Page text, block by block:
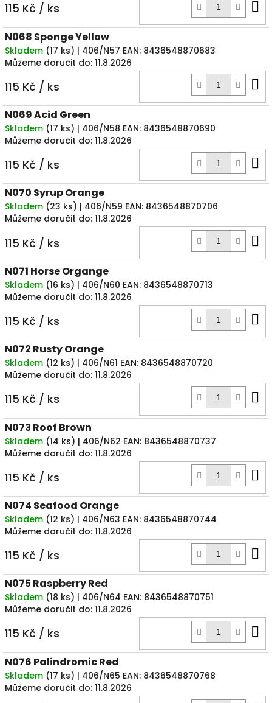
115 Kč / ks
N068 Sponge Yellow
Skladem (17 ks) | 406/N57 EAN: 8436548870683
Můžeme doručit do: 11.8.2026
115 Kč / ks
N069 Acid Green
Skladem (17 ks) | 406/N58 EAN: 8436548870690
Můžeme doručit do: 11.8.2026
115 Kč / ks
N070 Syrup Orange
Skladem (23 ks) | 406/N59 EAN: 8436548870706
Můžeme doručit do: 11.8.2026
115 Kč / ks
N071 Horse Organge
Skladem (16 ks) | 406/N60 EAN: 8436548870713
Můžeme doručit do: 11.8.2026
115 Kč / ks
N072 Rusty Orange
Skladem (12 ks) | 406/N61 EAN: 8436548870720
Můžeme doručit do: 11.8.2026
115 Kč / ks
N073 Roof Brown
Skladem (14 ks) | 406/N62 EAN: 8436548870737
Můžeme doručit do: 11.8.2026
115 Kč / ks
N074 Seafood Orange
Skladem (12 ks) | 406/N63 EAN: 8436548870744
Můžeme doručit do: 11.8.2026
115 Kč / ks
N075 Raspberry Red
Skladem (18 ks) | 406/N64 EAN: 8436548870751
Můžeme doručit do: 11.8.2026
115 Kč / ks
N076 Palindromic Red
Skladem (17 ks) | 406/N65 EAN: 8436548870768
Můžeme doručit do: 11.8.2026